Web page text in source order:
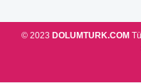
© 2023 DOLUMTURK.COM